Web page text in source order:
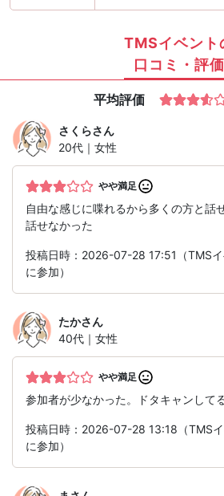
TMSイベント
口コミ・評価
平均評価
さくらさん
20代｜女性
やや満足
自由な感じに喋れるから多くの方と話
話せなかった
投稿日時：2026-07-28 17:51（TMS
に参加）
たかさん
40代｜女性
やや満足
参加者が少なかった。ドタキャンして
投稿日時：2026-07-28 13:18（TMS
に参加）